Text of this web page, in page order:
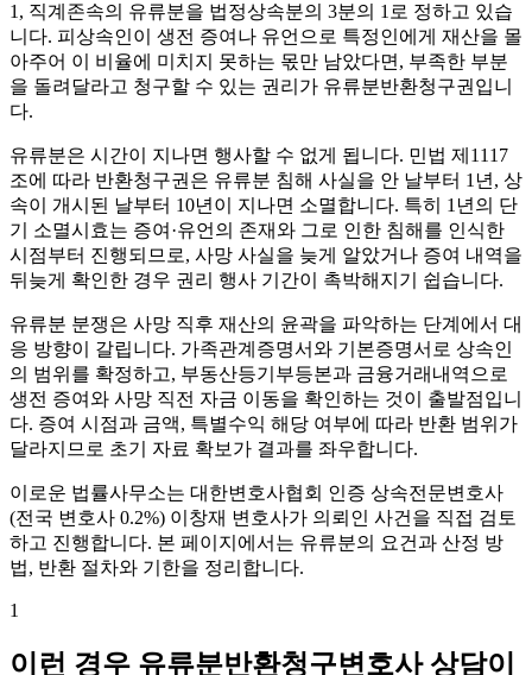
1, 직계존속의 유류분을 법정상속분의 3분의 1로 정하고 있습
니다. 피상속인이 생전 증여나 유언으로 특정인에게 재산을 몰
아주어 이 비율에 미치지 못하는 몫만 남았다면, 부족한 부분
을 돌려달라고 청구할 수 있는 권리가 유류분반환청구권입니
다.
유류분은 시간이 지나면 행사할 수 없게 됩니다. 민법 제1117
조에 따라 반환청구권은 유류분 침해 사실을 안 날부터 1년, 상
속이 개시된 날부터 10년이 지나면 소멸합니다. 특히 1년의 단
기 소멸시효는 증여·유언의 존재와 그로 인한 침해를 인식한
시점부터 진행되므로, 사망 사실을 늦게 알았거나 증여 내역을
뒤늦게 확인한 경우 권리 행사 기간이 촉박해지기 쉽습니다.
유류분 분쟁은 사망 직후 재산의 윤곽을 파악하는 단계에서 대
응 방향이 갈립니다. 가족관계증명서와 기본증명서로 상속인
의 범위를 확정하고, 부동산등기부등본과 금융거래내역으로
생전 증여와 사망 직전 자금 이동을 확인하는 것이 출발점입니
다. 증여 시점과 금액, 특별수익 해당 여부에 따라 반환 범위가
달라지므로 초기 자료 확보가 결과를 좌우합니다.
이로운 법률사무소는 대한변호사협회 인증 상속전문변호사
(전국 변호사 0.2%) 이창재 변호사가 의뢰인 사건을 직접 검토
하고 진행합니다. 본 페이지에서는 유류분의 요건과 산정 방
법, 반환 절차와 기한을 정리합니다.
1
이런 경우 유류분반환청구변호사 상담이